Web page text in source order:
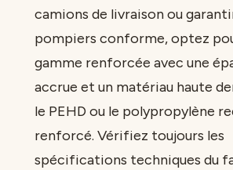
camions de livraison ou
pompiers conforme, optez
gamme renforcée avec une
accrue et un matériau haute
le PEHD ou le polypropylène
renforcé. Vérifiez toujours les
spécifications techniques du